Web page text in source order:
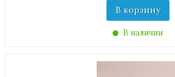
В корзину
В наличии